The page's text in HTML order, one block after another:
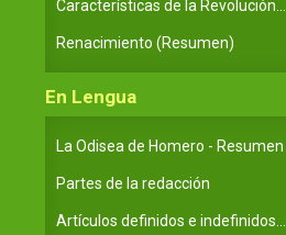
Características de la Revolución...
Renacimiento (Resumen)
En Lengua
La Odisea de Homero - Resumen
Partes de la redacción
Artículos definidos e indefinidos...